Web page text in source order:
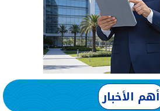
أهم الأخبار